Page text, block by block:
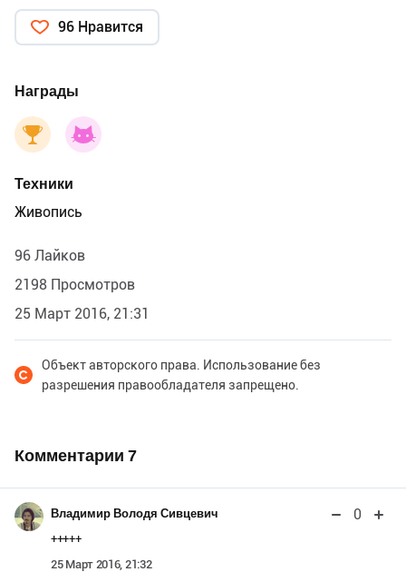
96 Нравится
Награды
Техники
Живопись
96 Лайков
2198 Просмотров
25 Март 2016, 21:31
Объект авторского права. Использование без
разрешения правообладателя запрещено.
Комментарии 7
Владимир Володя Сивцевич 0
+++++
25 Март 2016, 21:32